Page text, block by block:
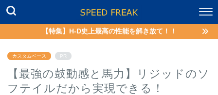
【特集】H-D史上最高の性能を解き放て！！
カスタムベース PR
【最強の鼓動感と馬力】リジッドのソ
フテイルだから実現できる！